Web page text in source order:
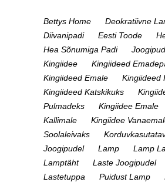
Bettys Home
Deokratiivne
Diivanipadi
Eesti Toode
Hea Sõnumiga Padi
Kingiidee
Kingiideed
Kingiideed Emale
Kingiideed
Kingiideed Katskikuks
Pulmadeks
Kingiidee Emale
Kallimale
Kingiidee
Soolaleivaks
Joogipudel
Lamp
Lamp
Lamptäht
Laste Joogipudel
Lastetuppa
Puidust Lamp